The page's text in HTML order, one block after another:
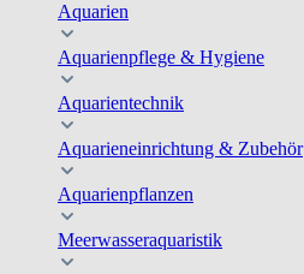
Aquarien
Aquarienpflege & Hygiene
Aquarientechnik
Aquarieneinrichtung & Zubehör
Aquarienpflanzen
Meerwasseraquaristik